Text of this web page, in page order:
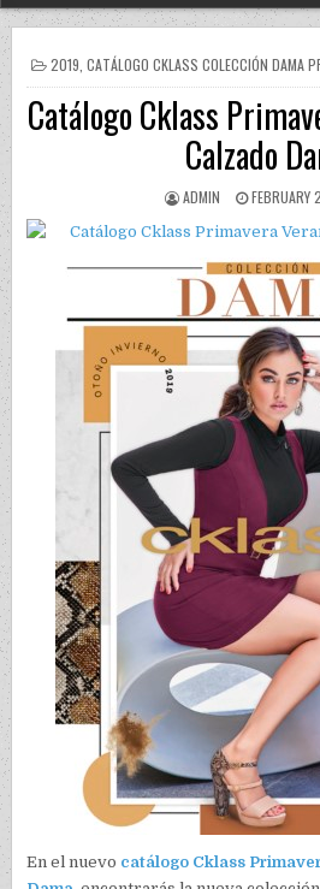
POSTED IN
2019, CATÁLOGO CKLASS COLECCIÓN DAMA
Catálogo Cklass
Calzado
AUTHOR:
ADMIN FEBRUARY
En el nuevo catálogo Cklass